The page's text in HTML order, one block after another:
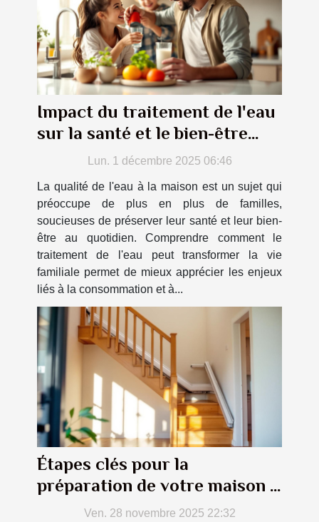
Impact du traitement de l'eau
sur la santé et le bien-être
familialLun. 1 décembre 2025 06:46
La qualité de l'eau à la maison est un sujet qui
préoccupe de plus en plus de familles,
soucieuses de préserver leur santé et leur bien-
être au quotidien. Comprendre comment le
traitement de l'eau peut transformer la vie
familiale permet de mieux apprécier les enjeux
liés à la consommation et à...
Étapes clés pour la
préparation de votre maison à
l'installation d'un monte-
Ven. 28 novembre 2025 22:32